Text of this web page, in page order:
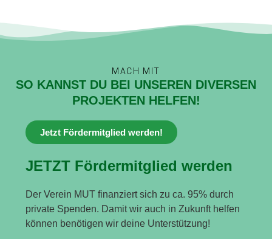
MACH MIT
SO KANNST DU BEI UNSEREN DIVERSEN
PROJEKTEN HELFEN!
Jetzt Fördermitglied werden!
JETZT Fördermitglied werden
Der Verein MUT finanziert sich zu ca. 95% durch
private Spenden. Damit wir auch in Zukunft helfen
können benötigen wir deine Unterstützung!